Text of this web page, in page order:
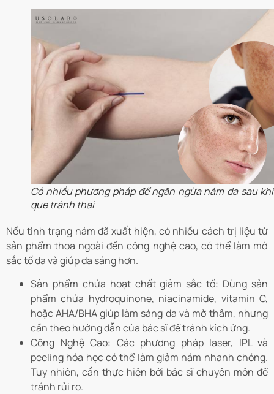
Có nhiều phương pháp để ngăn ngừa nám da sau
que tránh thai
Nếu tình trạng nám đã xuất hiện, có nhiều cách trị liệu từ
sản phẩm thoa ngoài đến công nghệ cao, có thể làm mờ
sắc tố da và giúp da sáng hơn.
Sản phẩm chứa hoạt chất giảm sắc tố: Dùng sản
phẩm chứa hydroquinone, niacinamide, vitamin C,
hoặc AHA/BHA giúp làm sáng da và mờ thâm, nhưng
cần theo hướng dẫn của bác sĩ để tránh kích ứng.
Công Nghệ Cao: Các phương pháp laser, IPL và
peeling hóa học có thể làm giảm nám nhanh chóng.
Tuy nhiên, cần thực hiện bởi bác sĩ chuyên môn để
tránh rủi ro.